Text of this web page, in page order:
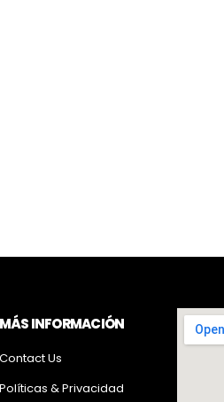
MÁS INFORMACIÓN
Contact Us
Políticas & Privacidad